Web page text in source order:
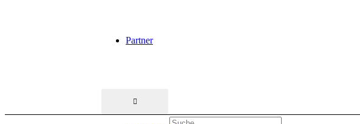
Partner